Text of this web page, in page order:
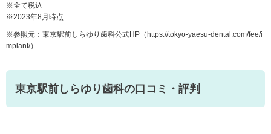
※全て税込
※2023年8月時点
※参照元：東京駅前しらゆり歯科公式HP（https://tokyo-yaesu-dental.com/fee/i
mplant/）
東京駅前しらゆり歯科の口コミ・評判